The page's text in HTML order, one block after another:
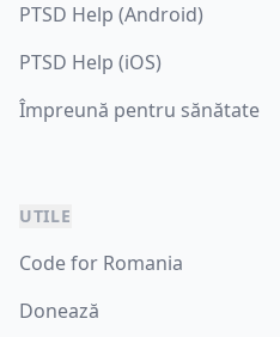
PTSD Help (Android)
PTSD Help (iOS)
Împreună pentru sănătate
UTILE
Code for Romania
Donează